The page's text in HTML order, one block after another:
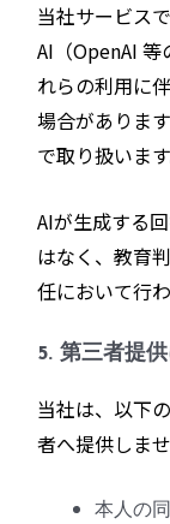
当社サービス
AI（OpenAI 等
れらの利用に
場合がありま
で取り扱います
AIが生成する
はなく、教育
任において行
5. 第三者提
当社は、以下
者へ提供しませ
本人の